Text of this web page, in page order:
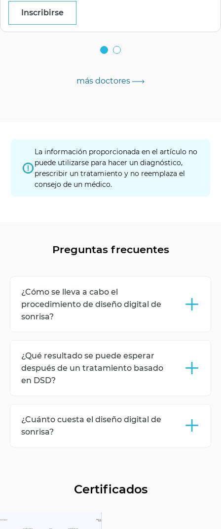
Inscribirse
más doctores
La información proporcionada en el artículo no
puede utilizarse para hacer un diagnóstico,
prescribir un tratamiento y no reemplaza el
consejo de un médico.
Preguntas frecuentes
¿Cómo se lleva a cabo el
procedimiento de diseño digital de
sonrisa?
+
especializado, se crea un proyecto digital de la
futura sonrisa, que se puede ver y ajustar junto con
el paciente.
¿Qué resultado se puede esperar
después de un tratamiento basado
en DSD?
+
participar activamente en la planificación y
corrección del diseño de la sonrisa, aportando tus
¿Cuánto cuesta el diseño digital de
sonrisa?
+
visitas al dentista y el tiempo total del tratamiento,
incluso estás ahorrando.Certificados